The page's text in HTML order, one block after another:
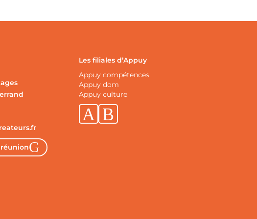
réunion
Les filiales d’Appuy
Appuy compétences
Appuy dom
Appuy culture